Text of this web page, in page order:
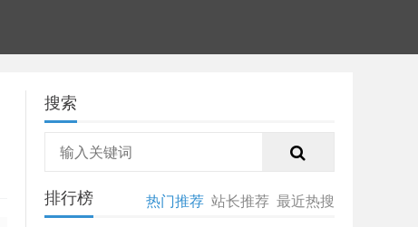
搜索
排行榜 热门推荐 站长推荐 最近热搜